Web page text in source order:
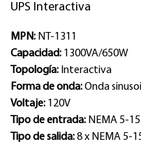
UPS Interactiva
MPN: NT-1311
Capacidad: 1300VA/650W
Topología: Interactiva
Forma de onda:Onda
Voltaje: 120V
Tipo de entrada: NEMA 5-
Tipo de salida:8 x NEMA 5-